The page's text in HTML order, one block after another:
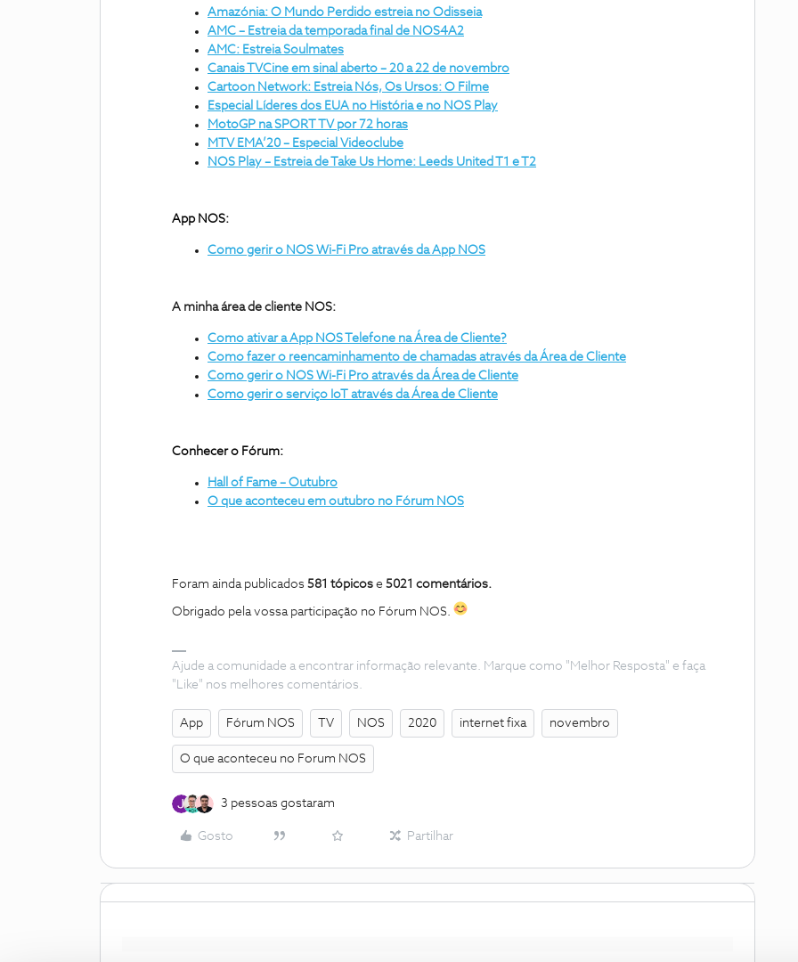
Amazónia: O Mundo Perdido estreia no Odisseia
AMC – Estreia da temporada final de NOS4A2
AMC: Estreia Soulmates
Canais TVCine em sinal aberto – 20 a 22 de novembro
Cartoon Network: Estreia Nós, Os Ursos: O Filme
Especial Líderes dos EUA no História e no NOS Play
MotoGP na SPORT TV por 72 horas
MTV EMA’20 – Especial Videoclube
NOS Play – Estreia de Take Us Home: Leeds United T1 e T2
App NOS:
Como gerir o NOS Wi-Fi Pro através da App NOS
A minha área de cliente NOS:
Como ativar a App NOS Telefone na Área de Cliente?
Como fazer o reencaminhamento de chamadas através da Área de Cliente
Como gerir o NOS Wi-Fi Pro através da Área de Cliente
Como gerir o serviço IoT através da Área de Cliente
Conhecer o Fórum:
Hall of Fame – Outubro
O que aconteceu em outubro no Fórum NOS
Foram ainda publicados 581 tópicos e 5021 comentários.
Obrigado pela vossa participação no Fórum NOS.
Ajude a comunidade a encontrar informação relevante. Marque como "Melhor Resposta" e faça
"Like" nos melhores comentários.
App Fórum NOS TV NOS 2020 internet fixa novembro
O que aconteceu no Forum NOS
3 pessoas gostaram
Gosto Partilhar